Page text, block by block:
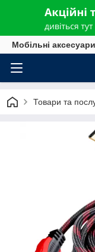
Мобільні аксесуари
Товари та